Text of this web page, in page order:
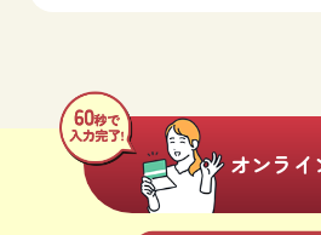
オンラ